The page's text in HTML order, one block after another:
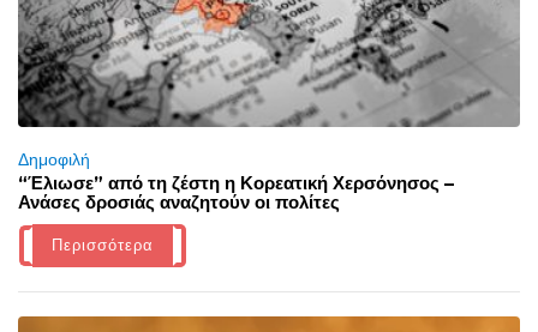
Δημοφιλή
“Έλιωσε” από τη ζέστη η Κορεατική Χερσόνησος –
Ανάσες δροσιάς αναζητούν οι πολίτες
Περισσότερα